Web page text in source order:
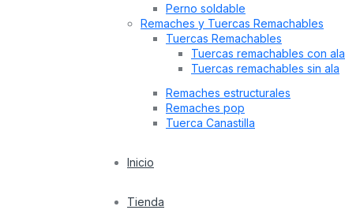
Perno soldable
Remaches y Tuercas Remachables
Tuercas Remachables
Tuercas remachables con ala
Tuercas remachables sin ala
Remaches estructurales
Remaches pop
Tuerca Canastilla
Inicio
Tienda